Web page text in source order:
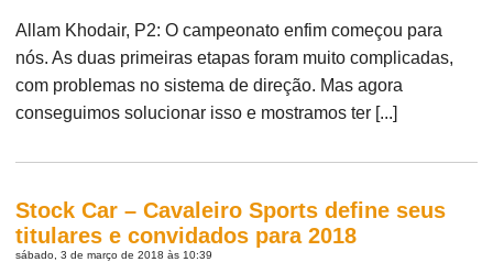
Allam Khodair, P2: O campeonato enfim começou para
nós. As duas primeiras etapas foram muito complicadas,
com problemas no sistema de direção. Mas agora
conseguimos solucionar isso e mostramos ter [...]
Stock Car – Cavaleiro Sports define seus
titulares e convidados para 2018
sábado, 3 de março de 2018 às 10:39